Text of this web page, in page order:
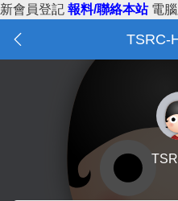
新會員登記 報料/聯絡本站 電
TSRC-